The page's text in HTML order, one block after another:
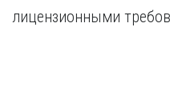
лицензионными